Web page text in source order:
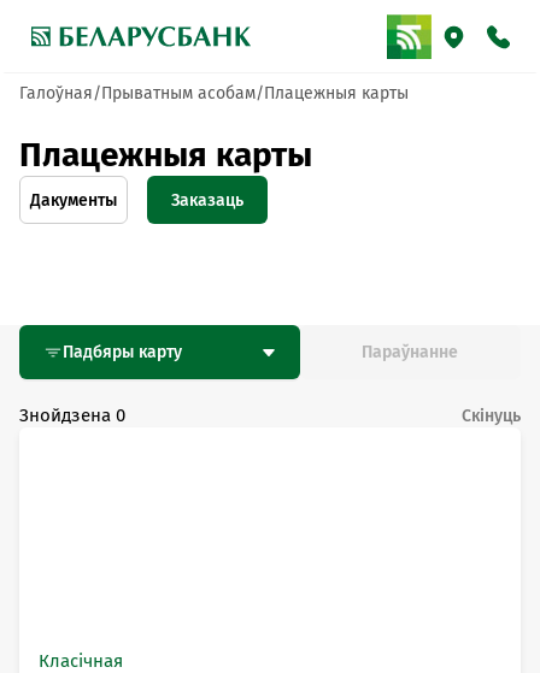
Галоўная Прыватным асобам Плацежныя карты
Плацежныя карты
Дакументы Заказаць
Анлайн
Падбяры карту
Параўнанне
Знойдзена 0 Скінуць
Класічная